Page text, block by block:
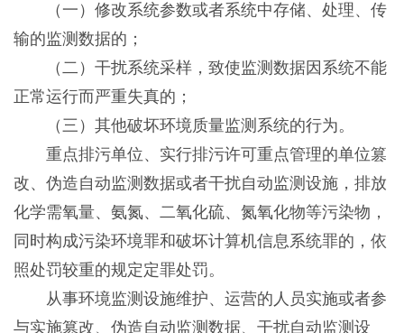
（一）修改系统参数或者系统中存储、处理、传
输的监测数据的；
（二）干扰系统采样，致使监测数据因系统不能
正常运行而严重失真的；
（三）其他破坏环境质量监测系统的行为。
重点排污单位、实行排污许可重点管理的单位篡
改、伪造自动监测数据或者干扰自动监测设施，排放
化学需氧量、氨氮、二氧化硫、氮氧化物等污染物，
同时构成污染环境罪和破坏计算机信息系统罪的，依
照处罚较重的规定定罪处罚。
从事环境监测设施维护、运营的人员实施或者参
与实施篡改、伪造自动监测数据、干扰自动监测设